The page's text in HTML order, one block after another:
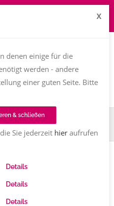
Buchvorstellung
fürs Leben
Leben
X
denen einige für die
werden - andere
einer guten Seite. Bitte
& schließen
Sie jederzeit hieraufrufen
Details
Details
Details